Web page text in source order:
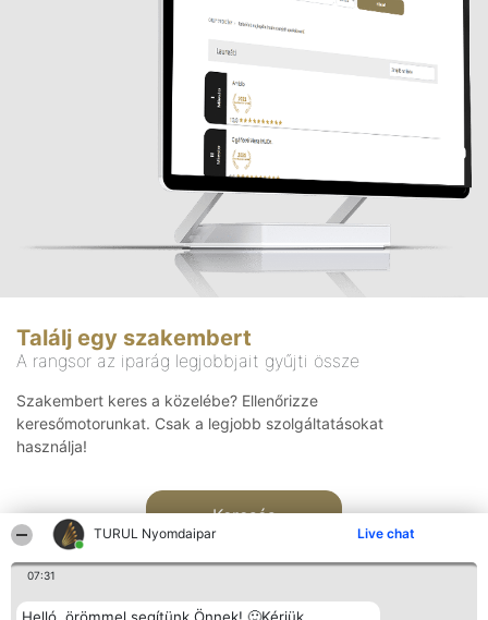
TURUL Nyomdaipar Live chat
07:31
Találj egy szakembert
A rangsor az iparág legjobbjait gyűjti össze
Szakembert keres a közelébe? Ellenőrizze
keresőmotorunkat. Csak a legjobb szolgáltatásokat
használja!
Keresés